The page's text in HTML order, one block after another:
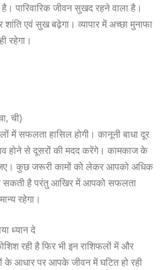
पारिवारिक जीवन सुखद रहने वाला है।
शांति एवं सुख बढ़ेगा। व्यापार में अच्छा मुनाफा
रहेगा।
ची)
में सफलता हासिल होगी। कानूनी बाधा दूर
होने से दूसरों की मदद करेंगे। कामकाज के
कुछ जरूरी कामों को लेकर आपको अधिक
सकती है परंतु आखिर में आपको सफलता
रहेगा।
ध्यान दे
रही है फिर भी इन राशिफलों में और
के आधार पर आपके जीवन में घटित हो रही